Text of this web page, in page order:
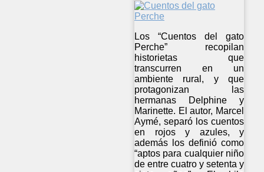
Los “Cuentos del gato
Perche” recopilan
historietas que
transcurren en un
ambiente rural, y que
protagonizan las
hermanas Delphine y
Marinette. El autor, Marcel
Aymé, separó los cuentos
en rojos y azules, y
además los definió como
“aptos para cualquier niño
de entre cuatro y setenta y